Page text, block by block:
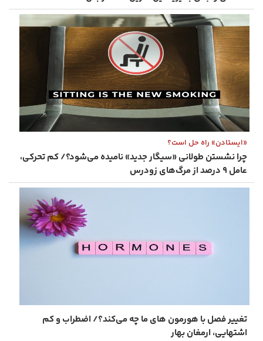
«ایستادن» راه‌ حل‌ است؟
چرا نشستن طولانی «سیگار جدید» نامیده می‌شود؟/ کم‌ تحرکی،
عامل ۹ درصد از مرگ‌های زودرس
تغییر فصل با هورمون‌ های ما چه می‌کند؟/ اضطراب و کم‌
اشتهایی، ارمغان بهار